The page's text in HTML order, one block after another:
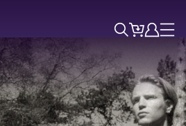
ZoekTicketsAccount
Menu